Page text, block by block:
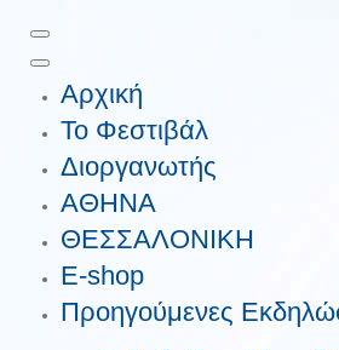
Αρχική
Το Φεστιβάλ
Διοργανωτής
ΑΘΗΝΑ
ΘΕΣΣΑΛΟΝΙΚΗ
E-shop
Προηγούμενες